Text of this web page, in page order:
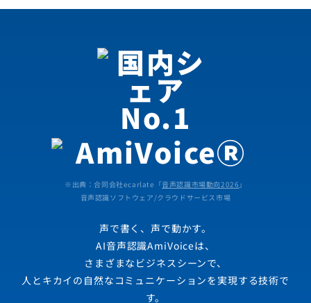
※出典：合同会社ecarlate「音声認識市場動向2026 」
音声認識ソフトウェア/クラウドサービス市場
声で書く、声で動かす。
AI音声認識AmiVoiceは、
さまざまなビジネスシーンで、
人とキカイの自然なコミュニケーションを実現する技術で
す。